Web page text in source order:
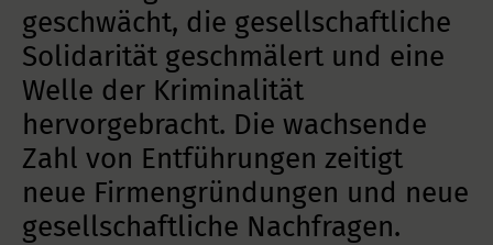
geschwächt, die gesellschaftliche
Solidarität geschmälert und eine
Welle der Kriminalität
hervorgebracht. Die wachsende
Zahl von Entführungen zeitigt
neue Firmengründungen und neue
gesellschaftliche Nachfragen.